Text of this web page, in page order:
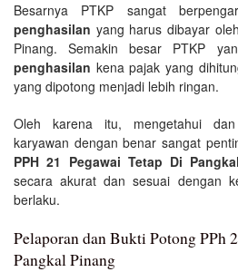
Besarnya PTKP sangat
penghasilan yang harus dibayar
Pinang. Semakin besar PTKP
penghasilan kena pajak yang
yang dipotong menjadi lebih ringan.
Oleh karena itu, mengetahui dan
karyawan dengan benar sangat
PPH 21 Pegawai Tetap Di
secara akurat dan sesuai dengan
berlaku.
Pelaporan dan Bukti Potong PPh
Pangkal Pinang